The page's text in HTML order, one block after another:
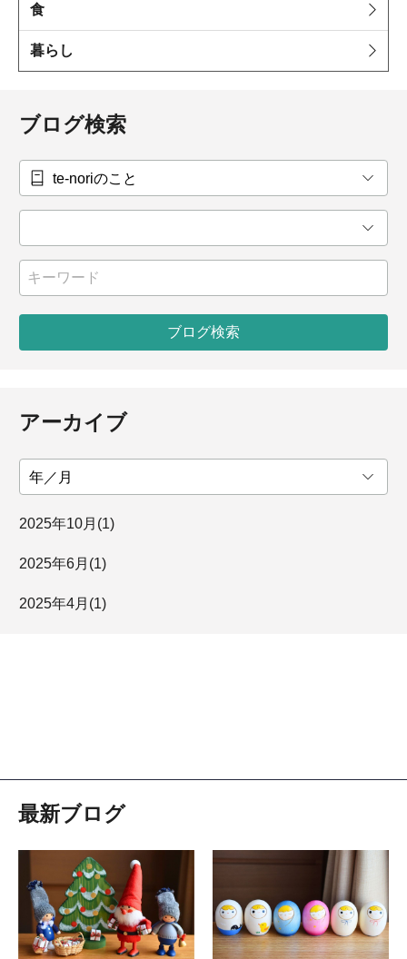
食
暮らし
ブログ検索
ブログ検索
アーカイブ
2025年10月 (1)
2025年6月 (1)
2025年4月 (1)
最新ブログ